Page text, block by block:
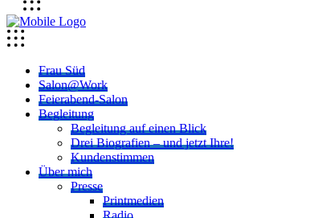
Frau Süd
Salon@Work
Feierabend-Salon
Begleitung
Begleitung auf einen Blick
Drei Biografien – und jetzt Ihre!
Kundenstimmen
Über mich
Presse
Printmedien
Radio